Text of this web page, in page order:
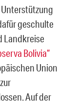
geschulte
Landkreise
Bolivia“
Union
Auf der